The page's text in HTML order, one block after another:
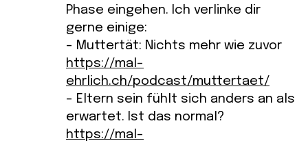
Phase eingehen. Ich verlinke dir
gerne einige:
– Muttertät: Nichts mehr wie zuvor
https://mal-
ehrlich.ch/podcast/muttertaet/
– Eltern sein fühlt sich anders an als
erwartet. Ist das normal?
https://mal-